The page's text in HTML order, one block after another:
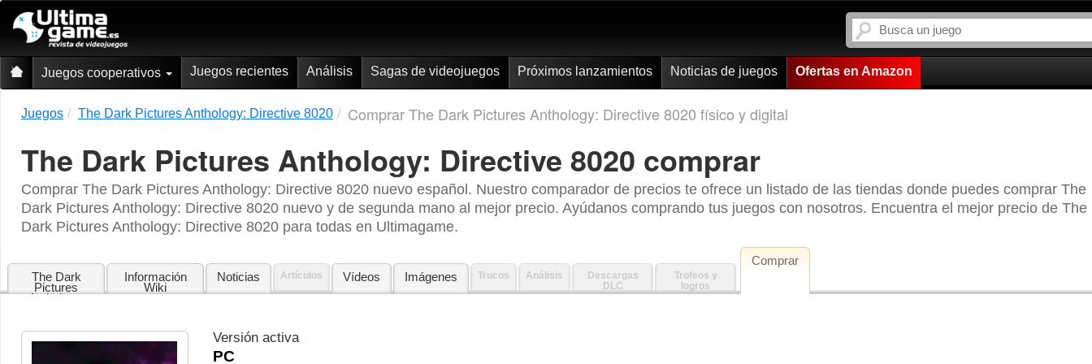
Juegos cooperativos Juegos recientes Análisis Sagas de videojuegos Próximos lanzamientos Noticias de juegos Ofertas en Amazon
Juegos The Dark Pictures Anthology: Directive 8020 Comprar The Dark Pictures Anthology: Directive 8020 físico y digital
The Dark Pictures Anthology: Directive 8020 comprar
Comprar The Dark Pictures Anthology: Directive 8020 nuevo español. Nuestro comparador de precios te ofrece un listado de las tiendas donde puedes comprar The
Dark Pictures Anthology: Directive 8020 nuevo y de segunda mano al mejor precio. Ayúdanos comprando tus juegos con nosotros. Encuentra el mejor precio de The
Dark Pictures Anthology: Directive 8020 para todas en Ultimagame.
The Dark
Pictures
Anthology:
Información
Wiki
Noticias Artículos Vídeos Imágenes Trucos Análisis
Descargas
DLC
Trofeos y
logros
Comprar
Versión activa
PC